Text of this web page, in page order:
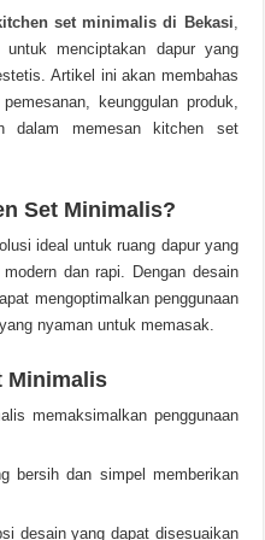
set minimalis di Bekasi,
menciptakan dapur yang
Artikel ini akan membahas
keunggulan produk,
dalam memesan kitchen set
Set Minimalis?
ideal untuk ruang dapur yang
dan rapi. Dengan desain
mengoptimalkan penggunaan
nyaman untuk memasak.
Minimalis
memaksimalkan penggunaan
bersih dan simpel memberikan
desain yang dapat disesuaikan